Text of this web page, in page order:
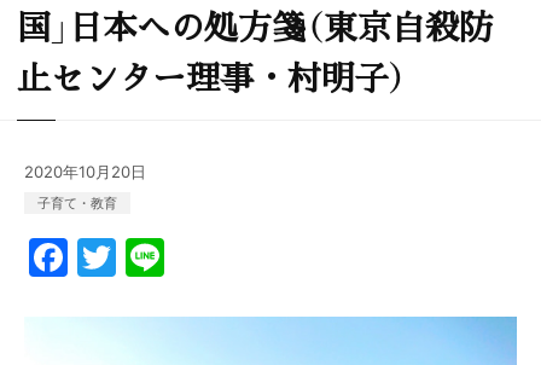
国」日本への処方箋（東京自殺防
止センター理事・村明子）
2020年10月20日
子育て・教育
F
a
c
T
w
itte